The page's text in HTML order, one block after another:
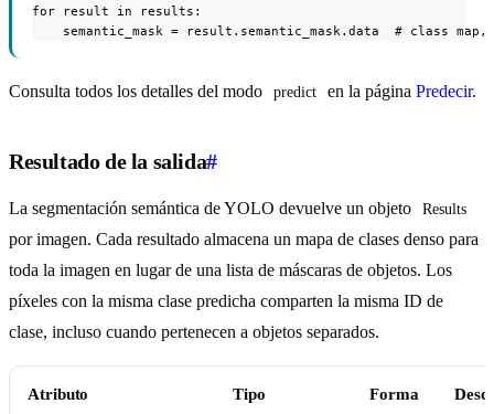
for result in results:
semantic_mask = result.semantic_mask.data  # class
Consulta todos los detalles del modo predict en la página Predecir.
Resultado de la salida#
La segmentación semántica de YOLO devuelve un objeto Results
por imagen. Cada resultado almacena un mapa de clases denso para
toda la imagen en lugar de una lista de máscaras de objetos. Los
píxeles con la misma clase predicha comparten la misma ID de
clase, incluso cuando pertenecen a objetos separados.
Atributo Tipo Forma